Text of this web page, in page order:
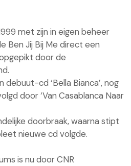
met zijn in eigen beheer
Ben Jij Bij Me direct een
door de
cd ‘Bella Bianca’, nog
door ‘Van Casablanca Naar
doorbraak, waarna stipt
nieuwe cd volgde.
is nu door CNR